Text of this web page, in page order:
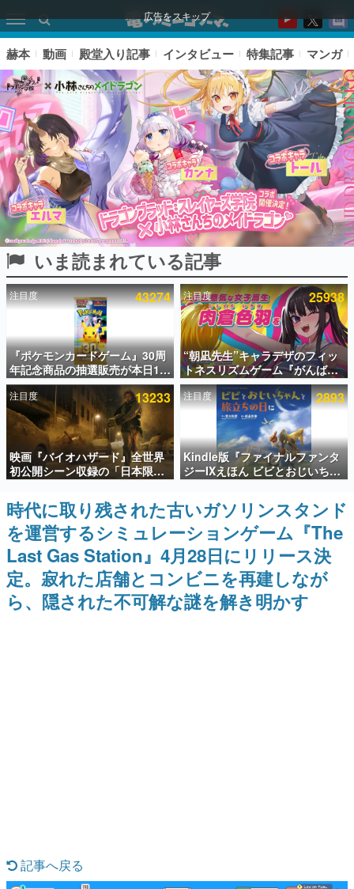
広告をスキップ
ピックアップ
電ファミのいま読まれている記事ランキング
アプリセール情報
インタビュー
連載・特集一覧
殿堂入り記事
SNS拡散数が数千以上！ ページビュー数万以上！ などな
ど。多くの人々に読まれた、電ファミ渾身の“殿堂入り”記
事をまとめました。
ゲームの企画書
名作ゲームクリエイターの方々に製作時のエピソードをお
聞きし、ヒットする企画（ゲーム）とは何か？を探ってい
きます。
赫本
この物語を解いてはいけない。『赫本』は、〈試験問題〉
の形をした短編ホラー小説集です。
赫本 動画 殿堂入り記事 インタビュー 特集記事 マンガ
いま読まれている記事
注目度 43274
『ポケモンカードゲーム』30周
年記念商品の抽選販売が本日12
時より開始。拡張パック「30th
CELEBRATION」のボックス
に、「プレミアムデッキセット
エーフィ・ブラッキー」
「FUTURISTIC BOX」の計3商
品
注目度 25938
“朝凪先生”キャラデザのフィッ
トネスリズムゲーム『がんば
れ！チアリズム』Steamストア
ページが公開。キャラクターの
CVは陽向葵ゅかさん
注目度 13233
映画『バイオハザード』全世界
初公開シーン収録の「日本限
定」予告映像が解禁。バイオの
日（8月10日）にあわせて、
「ラクーンシティ総合病院」へ
行く配達人の姿が披露
注目度 2893
Kindle版『ファイナルファンタ
ジーIXえほん ビビとおじいちゃ
んと旅立ちの日に』が半額の
「660円」となるセールが開催
中。原作スタッフの青木和彦氏
と板鼻利幸氏による「ビビ」の
前日譚
時代に取り残された古いガソリンスタンド
を運営するシミュレーションゲーム『The
Last Gas Station』4月28日にリリース決
定。寂れた店舗とコンビニを再建しなが
ら、隠された不可解な謎を解き明かす
記事へ戻る